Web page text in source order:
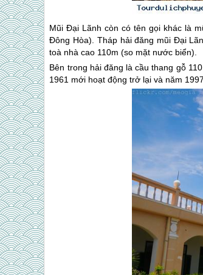
Mũi Đại Lãnh còn có tên gọi khác là
Đông Hòa). Tháp hải đăng mũi Đại
toà nhà cao 110m (so mặt nước biển).
Bên trong hải đăng là cầu thang gỗ
1961 mới hoạt động trở lại và năm